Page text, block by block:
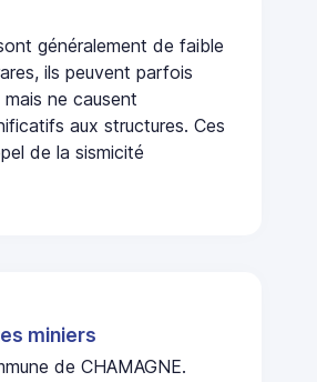
généralement de faible
ils peuvent parfois
ne causent
aux structures. Ces
de la sismicité
miniers
de CHAMAGNE.